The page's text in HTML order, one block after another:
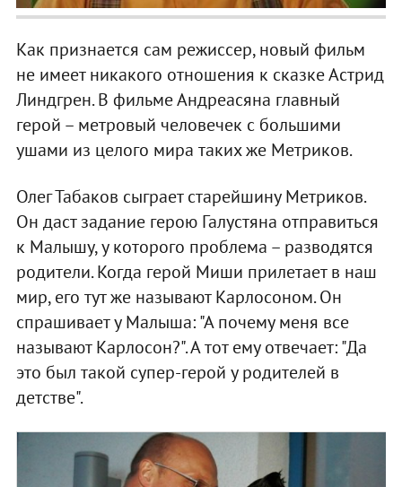
Как признается сам режиссер, новый фильм
не имеет никакого отношения к сказке Астрид
Линдгрен. В фильме Андреасяна главный
герой – метровый человечек с большими
ушами из целого мира таких же Метриков.
Олег Табаков сыграет старейшину Метриков.
Он даст задание герою Галустяна отправиться
к Малышу, у которого проблема – разводятся
родители. Когда герой Миши прилетает в наш
мир, его тут же называют Карлосоном. Он
спрашивает у Малыша: "А почему меня все
называют Карлосон?". А тот ему отвечает: "Да
это был такой супер-герой у родителей в
детстве".